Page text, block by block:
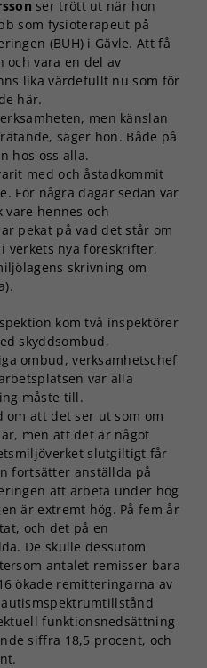
ser trött ut när hon
som fysioterapeut på
(BUH) i Gävle. Att få
och vara en del av
lika värdefullt nu som för
här.
men känslan
säger hon. Både på
hos oss alla.
med och åstadkommit
För några dagar sedan var
hennes och
pekat på vad det står om
verkets nya föreskrifter,
skrivning om
kom två inspektörer
skyddsombud,
ombud, verksamhetschef
var alla
måste till.
att det ser ut som om
men att det är något
slutgiltigt får
fortsätter anställda på
att arbeta under hög
är extremt hög. På fem år
och det på en
De skulle dessutom
antalet remisser bara
ökade remitteringarna av
funktionsnedsättning
siffra 18,5 procent, och